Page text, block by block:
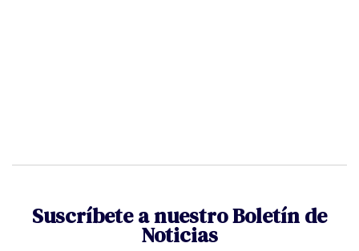
Suscríbete a nuestro Boletín de
Noticias